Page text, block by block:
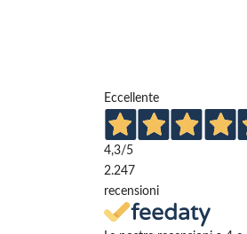
Eccellente
4,3/5
2.247
recensioni